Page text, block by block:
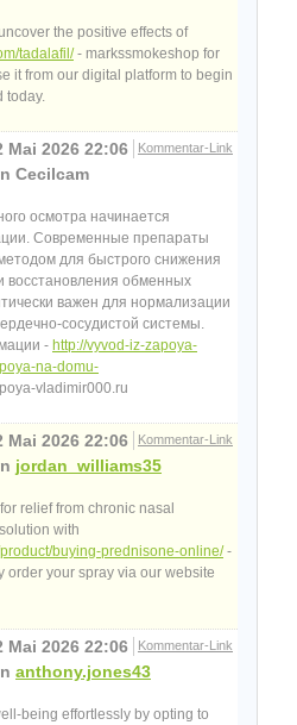
the positive effects of
tadalafil/- markssmokeshop for
it from our digital platform to begin
today.
Kommentar-Link
Mai 2026 22:06
Cecilcam
осмотра начинается
Современные препараты
для быстрого снижения
восстановления обменных
важен для нормализации
сосудистой системы.
- http://vyvod-iz-zapoya-
na-domu-
vladimir000.ru
Kommentar-Link
Mai 2026 22:06
jordan_williams35
relief from chronic nasal
with
buying-prednisone-online/-
order your spray via our website
Kommentar-Link
Mai 2026 22:06
anthony.jones43
being effortlessly by opting to